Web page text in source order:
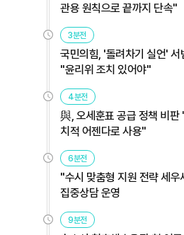
관용 원칙으로 끝까지 단속"
3분전
국민의힘, '돌려차기 실언' 서
"윤리위 조치 있어야"
4분전
與, 오세훈표 공급 정책 비판
치적 어젠다로 사용"
6분전
"수시 맞춤형 지원 전략 세
집중상담 운영
9분전